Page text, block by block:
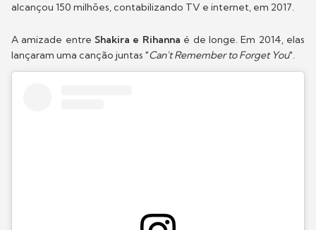
alcançou 150 milhões, contabilizando TV e internet, em 2017.
A amizade entreShakira e Rihanna é de longe. Em 2014, elas
lançaram uma canção juntas "Can't Remember to Forget You".